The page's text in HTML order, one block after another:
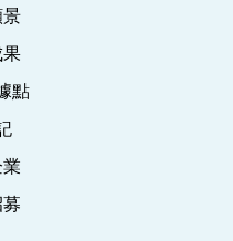
景
果
點
募